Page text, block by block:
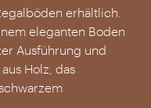
erhältlich.
eleganten Boden
Ausführung und
Holz, das